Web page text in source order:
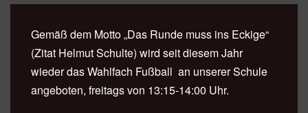
Gemäß dem Motto „Das Runde muss ins Eckige“
(Zitat Helmut Schulte) wird seit diesem Jahr
wieder das Wahlfach Fußball an unserer Schule
angeboten, freitags von 13:15-14:00 Uhr.